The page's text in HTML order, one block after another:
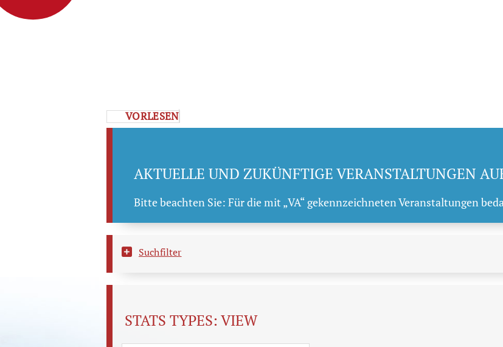
VORLESEN
AKTUELLE UND ZUKÜNFTIGE VERANSTALTUNGEN
Bitte beachten Sie: Für die mit „VA“ gekennzeichneten Veranstaltungen
Suchfilter
STATS TYPES:VIEW